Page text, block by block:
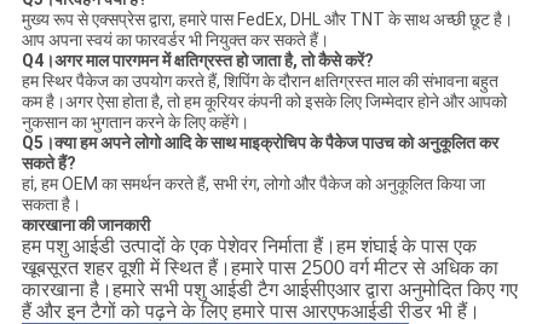
मुख्य रूप से एक्सप्रेस द्वारा, हमारे पास FedEx, DHL और TNT के साथ अच्छी छूट है।
आप अपना स्वयं का फारवर्डर भी नियुक्त कर सकते हैं।
Q4।अगर माल पारगमन में क्षतिग्रस्त हो जाता है, तो कैसे करें?
हम स्थिर पैकेज का उपयोग करते हैं, शिपिंग के दौरान क्षतिग्रस्त माल की संभावना बहुत
कम है।अगर ऐसा होता है, तो हम कूरियर कंपनी को इसके लिए जिम्मेदार होने और आपको
नुकसान का भुगतान करने के लिए कहेंगे।
Q5।क्या हम अपने लोगो आदि के साथ माइक्रोचिप के पैकेज पाउच को अनुकूलित कर
सकते हैं?
हां, हम OEM का समर्थन करते हैं, सभी रंग, लोगो और पैकेज को अनुकूलित किया जा
सकता है।
कारखाना की जानकारी
हम पशु आईडी उत्पादों के एक पेशेवर निर्माता हैं।हम शंघाई के पास एक
खूबसूरत शहर वूशी में स्थित हैं।हमारे पास 2500 वर्ग मीटर से अधिक का
कारखाना है। हमारे सभी पशु आईडी टैग आईसीएआर द्वारा अनुमोदित किए गए
हैं और इन टैगों को पढ़ने के लिए हमारे पास आरएफआईडी रीडर भी हैं।